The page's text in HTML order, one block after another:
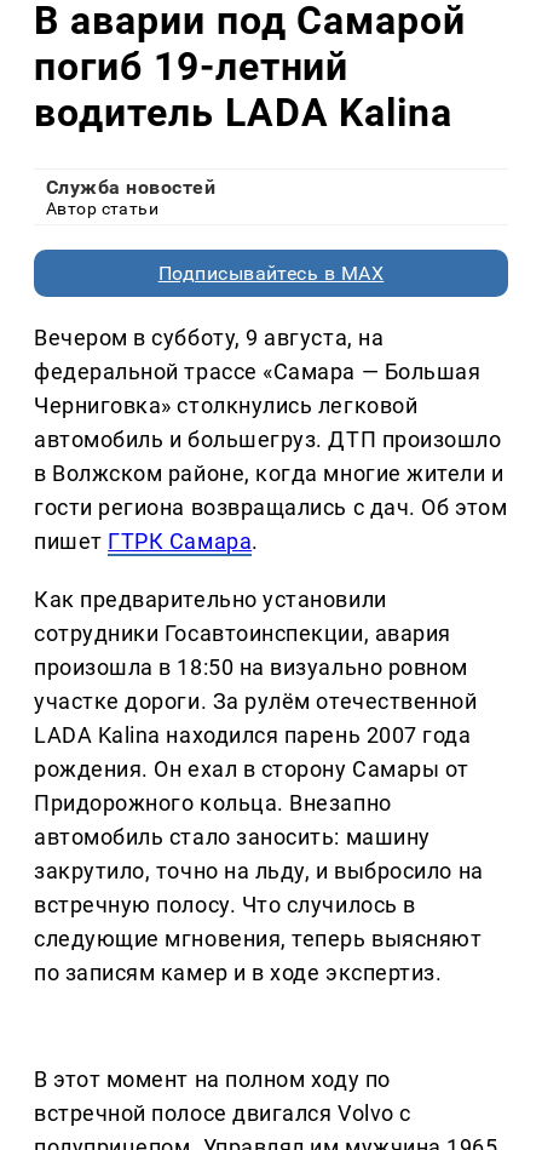
В аварии под Самарой
погиб 19-летний
водитель LADA Kalina
Служба новостей
Автор статьи
Подписывайтесь в MAX
Вечером в субботу, 9 августа, на
федеральной трассе «Самара — Большая
Черниговка» столкнулись легковой
автомобиль и большегруз. ДТП произошло
в Волжском районе, когда многие жители и
гости региона возвращались с дач. Об этом
пишет ГТРК Самара.
Как предварительно установили
сотрудники Госавтоинспекции, авария
произошла в 18:50 на визуально ровном
участке дороги. За рулём отечественной
LADA Kalina находился парень 2007 года
рождения. Он ехал в сторону Самары от
Придорожного кольца. Внезапно
автомобиль стало заносить: машину
закрутило, точно на льду, и выбросило на
встречную полосу. Что случилось в
следующие мгновения, теперь выясняют
по записям камер и в ходе экспертиз.
В этот момент на полном ходу по
встречной полосе двигался Volvo с